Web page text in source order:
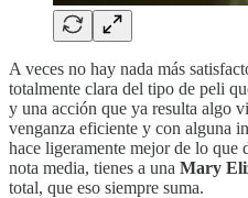
A veces no hay nada más
totalmente clara del tipo de peli
y una acción que ya resulta algo
venganza eficiente y con alguna
hace ligeramente mejor de lo que
nota media, tienes a una Mary
total, que eso siempre suma.